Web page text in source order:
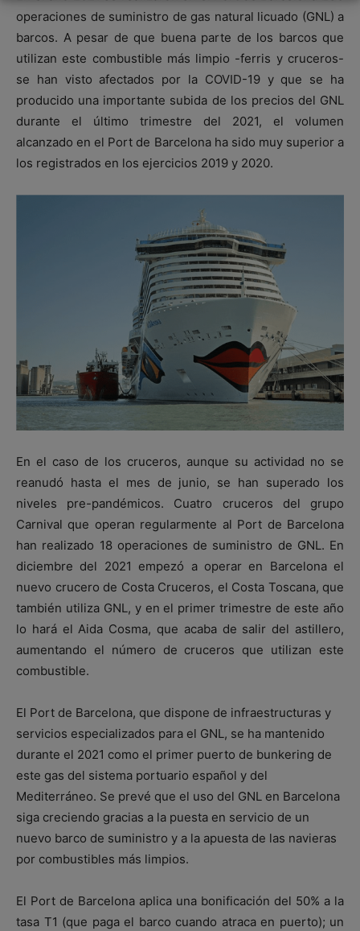
operaciones de suministro de gas natural licuado (GNL) a
barcos. A pesar de que buena parte de los barcos que
utilizan este combustible más limpio -ferris y cruceros-
se han visto afectados por la COVID-19 y que se ha
producido una importante subida de los precios del GNL
durante el último trimestre del 2021, el volumen
alcanzado en el Port de Barcelona ha sido muy superior a
los registrados en los ejercicios 2019 y 2020.
En el caso de los cruceros, aunque su actividad no se
reanudó hasta el mes de junio, se han superado los
niveles pre-pandémicos. Cuatro cruceros del grupo
Carnival que operan regularmente al Port de Barcelona
han realizado 18 operaciones de suministro de GNL. En
diciembre del 2021 empezó a operar en Barcelona el
nuevo crucero de Costa Cruceros, el Costa Toscana, que
también utiliza GNL, y en el primer trimestre de este año
lo hará el Aida Cosma, que acaba de salir del astillero,
aumentando el número de cruceros que utilizan este
combustible.
El Port de Barcelona, que dispone de infraestructuras y
servicios especializados para el GNL, se ha mantenido
durante el 2021 como el primer puerto de bunkering de
este gas del sistema portuario español y del
Mediterráneo. Se prevé que el uso del GNL en Barcelona
siga creciendo gracias a la puesta en servicio de un
nuevo barco de suministro y a la apuesta de las navieras
por combustibles más limpios.
El Port de Barcelona aplica una bonificación del 50% a la
tasa T1 (que paga el barco cuando atraca en puerto); un